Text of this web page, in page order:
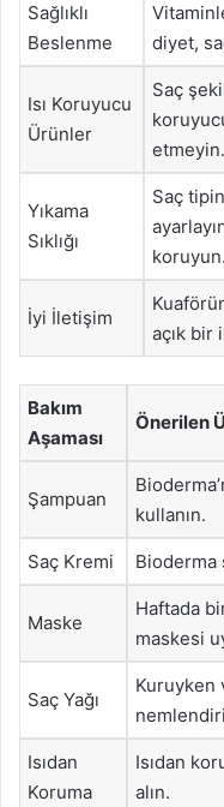
Sağlıklı
Beslenme
diyet,
Isı Koruyucu
Ürünler
Saç
etmeyin.
Yıkama
Sıklığı
Saç
koruyun.
İyi İletişim
açık bir
Bakım
Aşaması
Önerilen
Şampuan
kullanın.
Saç Kremi Bioderma
Maske
Haftada
maskesi
Saç Yağı
Kuruyken
Isıdan
Koruma
Isıdan
alın.